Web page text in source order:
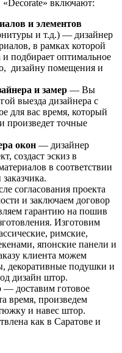
включают:
и элементов
и т.д.) — дизайнер
в рамках которой
и подбирает оптимальное
дизайну помещения и
и замер — Вы
выезда дизайнера с
для вас время, который
произведет точные
окон — дизайнер
создаст эскиз в
в соответствии
согласования проекта
и заключаем договор
гарантию на пошив
Изготовим
римские,
японские панели и
клиента можем
декоративные подушки и
дизайн штор.
— доставим готовое
время, произведем
и навес штор.
как в Саратове и